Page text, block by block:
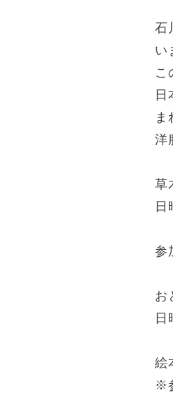
石
い
こ
ま
洋
草
参
お
絵
※